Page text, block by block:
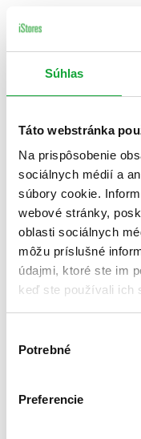
Súhlas
Táto webstránka
Na prispôsobenie
sociálnych médií a
súbory cookie.
webové stránky,
oblasti sociálnych
môžu príslušné
údajmi, ktoré ste im
keď ste používali ich
súhlasu
Potrebné
Preferencie